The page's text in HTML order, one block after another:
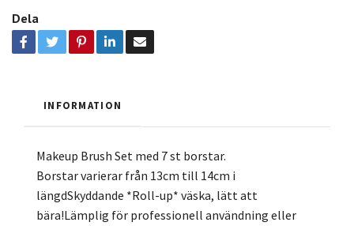
Dela
INFORMATION
Makeup Brush Set med 7 st borstar.
Borstar varierar från 13cm till 14cm i
längdSkyddande *Roll-up* väska, lätt att
bära!Lämplig för professionell användning eller